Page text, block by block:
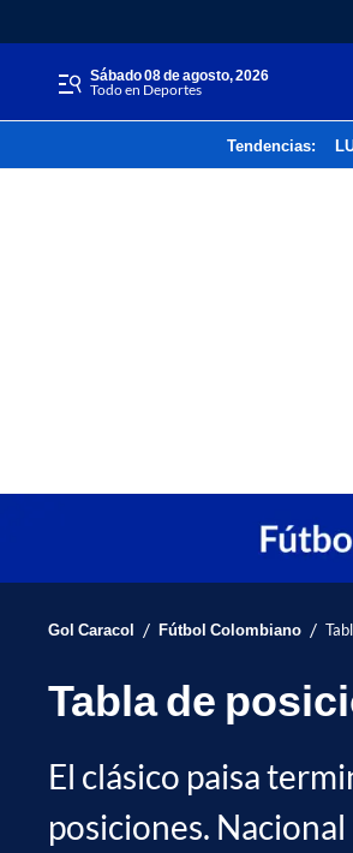
sábado 08 de agosto, 2026
Todo en Deportes
Tendencias:
Gol Caracol / Fútbol Colombiano /
Tabla de
El clásico paisa
posiciones.